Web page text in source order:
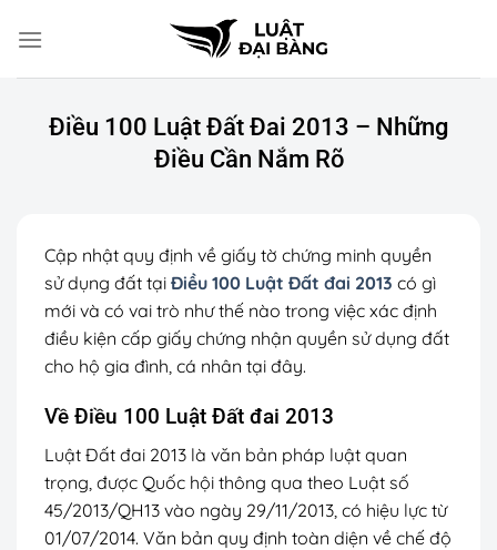
đến
Điều 100 Luật Đất Đai 2013 – Những
Điều Cần Nắm Rõ
Cập nhật quy định về giấy tờ chứng minh quyền
sử dụng đất tại Điều 100 Luật Đất đai 2013 có gì
mới và có vai trò như thế nào trong việc xác định
điều kiện cấp giấy chứng nhận quyền sử dụng đất
cho hộ gia đình, cá nhân tại đây.
Về Điều 100 Luật Đất đai 2013
Luật Đất đai 2013 là văn bản pháp luật quan
trọng, được Quốc hội thông qua theo Luật số
45/2013/QH13 vào ngày 29/11/2013, có hiệu lực từ
01/07/2014. Văn bản quy định toàn diện về chế độ